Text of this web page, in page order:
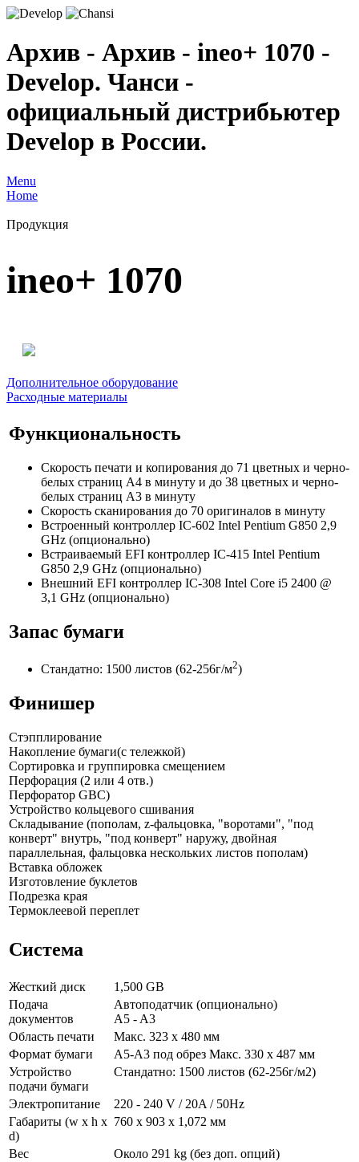
Архив - Архив - ineo+ 1070 -
Develop. Чанси -
официальный дистрибьютер
Develop в России.
Menu
Home
Продукция
ineo+ 1070
Дополнительное оборудование
Расходные материалы
Функциональность
Скорость печати и копирования до 71 цветных и черно-
белых страниц А4 в минуту и до 38 цветных и черно-
белых страниц А3 в минуту
Скорость сканирования до 70 оригиналов в минуту
Встроенный контроллер IC-602 Intel Pentium G850 2,9
GHz (опционально)
Встраиваемый EFI контроллер IC-415 Intel Pentium
G850 2,9 GHz (опционально)
Внешний EFI контроллер IC-308 Intel Core i5 2400 @
3,1 GHz (опционально)
Запас бумаги
Стандатно: 1500 листов (62-256г/м2)
Финишер
Стэпплирование
Накопление бумаги(с тележкой)
Сортировка и группировка смещением
Перфорация (2 или 4 отв.)
Перфоратор GBC)
Устройство кольцевого сшивания
Складывание (пополам, z-фальцовка, "воротами", "под
конверт" внутрь, "под конверт" наружу, двойная
параллельная, фальцовка нескольких листов пополам)
Вставка обложек
Изготовление буклетов
Подрезка края
Термоклеевой переплет
Система
Жесткий диск
1,500 GB
Подача
документов
Автоподатчик (опционально)
A5 - A3
Область печати
Макс. 323 x 480 мм
Формат бумаги
A5-A3 под обрез Макс. 330 x 487 мм
Устройство
подачи бумаги
Стандатно: 1500 листов (62-256г/м2)
Электропитание
220 - 240 V / 20A / 50Hz
Габариты (w x h x
d)
760 x 903 x 1,072 мм
Вес Около 291 kg (без доп. опций)